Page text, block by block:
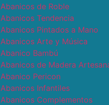
Abanicos de Roble
Abanicos Tendencia
Abanicos Pintados a Mano
Abanicos Arte y Música
Abanico Bambú
Abanicos de Madera
Abanico Pericon
Abanicos Infantiles
Abanicos Complementos